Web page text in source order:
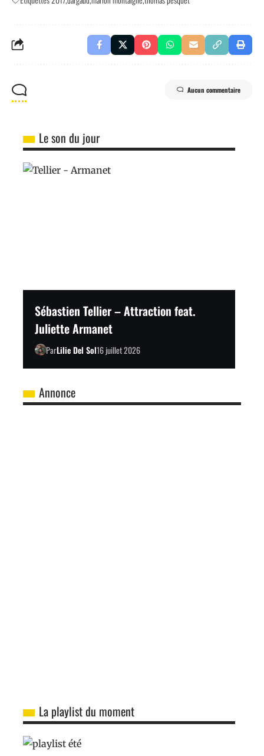
Aucun commentaire
Le son du jour
Sébastien Tellier – Attraction feat.
Juliette Armanet
ParLilie Del Sol16 juillet 2026
Annonce
La playlist du moment